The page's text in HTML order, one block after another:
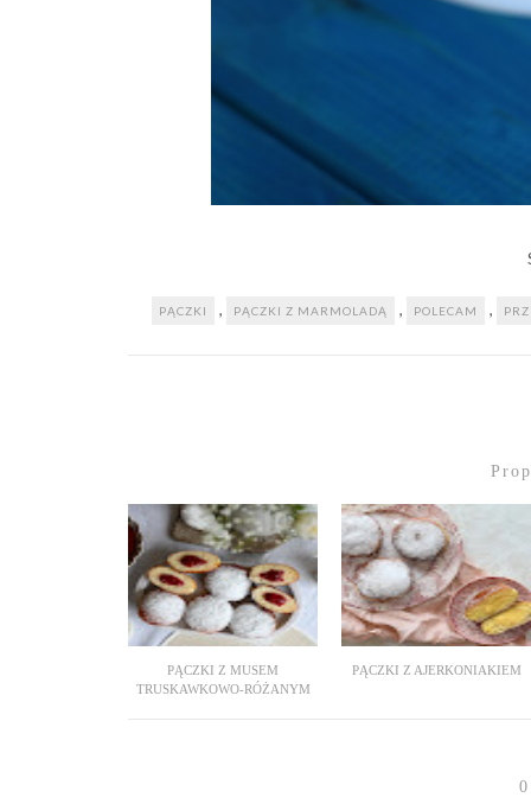
PĄCZKI , PĄCZKI Z MARMOLADĄ , POLECAM ,
PĄCZKI Z MUSEM
TRUSKAWKOWO-RÓŻANYM
PĄCZKI Z AJERKONIAKIEM